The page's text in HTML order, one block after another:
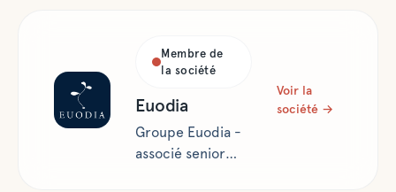
Membre de
la société
Euodia
Groupe Euodia -
associé senior
Voir la
société →